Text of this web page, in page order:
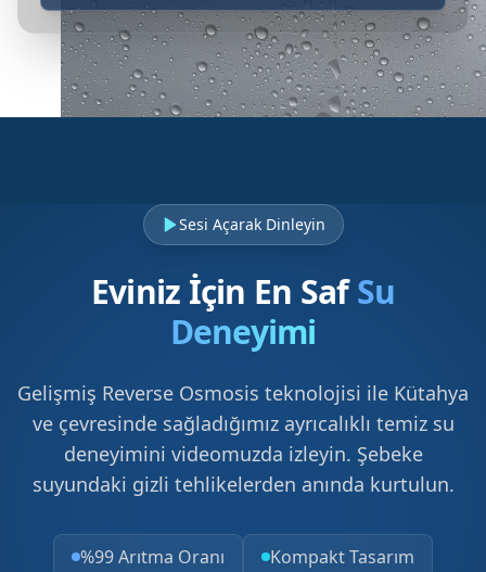
Sesi Açarak Dinleyin
Eviniz İçin En SafSu
Deneyimi
Gelişmiş Reverse Osmosis teknolojisi ile Kütahya
ve çevresinde sağladığımız ayrıcalıklı temiz su
deneyimini videomuzda izleyin. Şebeke
suyundaki gizli tehlikelerden anında kurtulun.
%99 Arıtma Oranı Kompakt Tasarım